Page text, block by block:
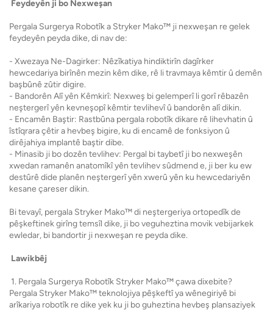
Feydeyên ji bo Nexweşan
Pergala Surgerya Robotîk a Stryker Mako™ ji nexweşan re gelek
feydeyên peyda dike, di nav de:
- Xwezaya Ne-Dagirker: Nêzîkatiya hindiktirîn dagîrker
hewcedariya birînên mezin kêm dike, rê li travmaya kêmtir û demên
başbûnê zûtir digire.
- Bandorên Alî yên Kêmkirî: Nexweş bi gelemperî li gorî rêbazên
neştergerî yên kevneşopî kêmtir tevlihevî û bandorên alî dikin.
- Encamên Baştir: Rastbûna pergala robotîk dikare rê lihevhatin û
îstîqrara çêtir a hevbeş bigire, ku di encamê de fonksiyon û
dirêjahiya implantê baştir dibe.
- Minasib ji bo dozên tevlihev: Pergal bi taybetî ji bo nexweşên
xwedan ramanên anatomîkî yên tevlihev sûdmend e, ji ber ku ew
destûrê dide planên neştergerî yên xwerû yên ku hewcedariyên
kesane çareser dikin.
Bi tevayî, pergala Stryker Mako™ di neştergeriya ortopedîk de
pêşkeftinek girîng temsîl dike, ji bo veguheztina movik vebijarkek
ewledar, bi bandortir ji nexweşan re peyda dike.
Lawikbêj
1. Pergala Surgerya Robotîk Stryker Mako™ çawa dixebite?
Pergala Stryker Mako™ teknolojiya pêşkeftî ya wênegiriyê bi
arîkariya robotîk re dike yek ku ji bo guheztina hevbeş plansaziyek